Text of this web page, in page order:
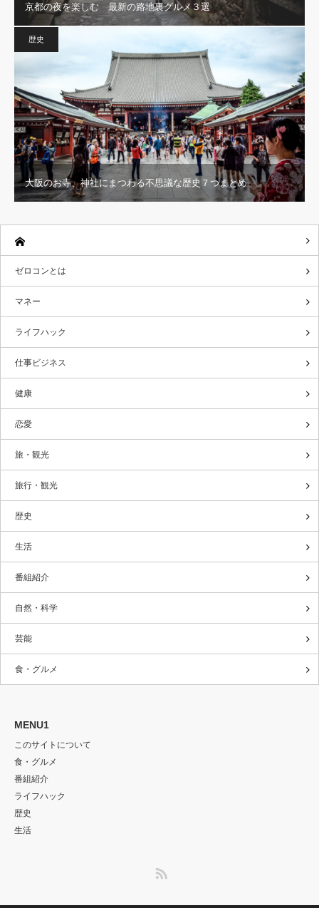
京都の夜を楽しむ 最新の路地裏グルメ３選
歴史
大阪のお寺、神社にまつわる不思議な歴史７つまとめ
ゼロコンとは
マネー
ライフハック
仕事ビジネス
健康
恋愛
旅・観光
旅行・観光
歴史
生活
番組紹介
自然・科学
芸能
食・グルメ
MENU1
このサイトについて
食・グルメ
番組紹介
ライフハック
歴史
生活